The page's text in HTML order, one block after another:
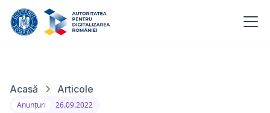
Acasă Articole
Anunțuri 26.09.2022